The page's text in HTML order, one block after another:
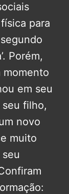
para
Porém,
momento
em seu
filho,
novo
muito